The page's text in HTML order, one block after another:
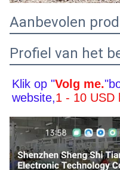
Aanbevolen
Profiel van het
Klik op "Volg me.
website,1 - 10 USD